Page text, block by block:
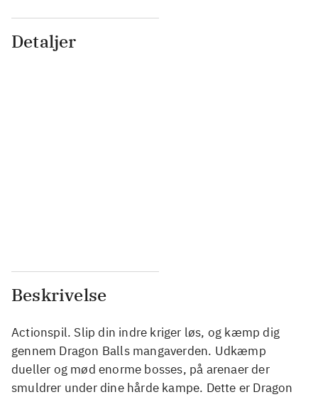
Detaljer
Beskrivelse
Actionspil. Slip din indre kriger løs, og kæmp dig
gennem Dragon Balls mangaverden. Udkæmp
dueller og mød enorme bosses, på arenaer der
smuldrer under dine hårde kampe. Dette er Dragon